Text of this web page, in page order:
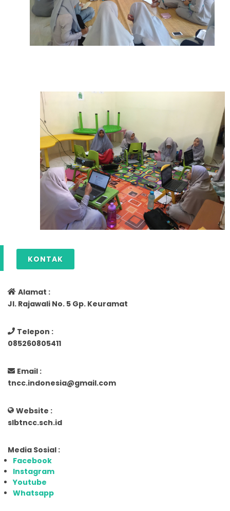
KONTAK
Alamat :
Jl. Rajawali No. 5 Gp. Keuramat
Telepon :
085260805411
Email :
tncc.indonesia@gmail.com
Website :
slbtncc.sch.id
Media Sosial :
Facebook
Instagram
Youtube
Whatsapp